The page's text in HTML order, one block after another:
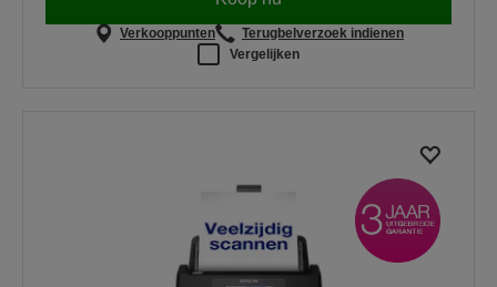
Verkooppunten
Terugbelverzoek indienen
Vergelijken